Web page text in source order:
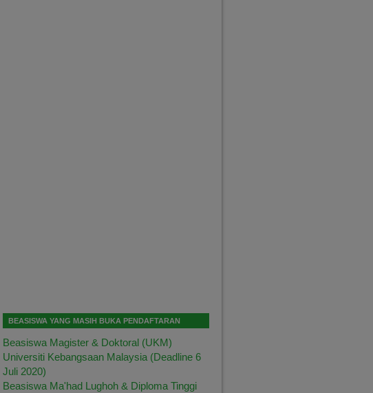
BEASISWA YANG MASIH BUKA PENDAFTARAN
Beasiswa Magister & Doktoral (UKM)
Universiti Kebangsaan Malaysia (Deadline 6
Juli 2020)
Beasiswa Ma'had Lughoh & Diploma Tinggi